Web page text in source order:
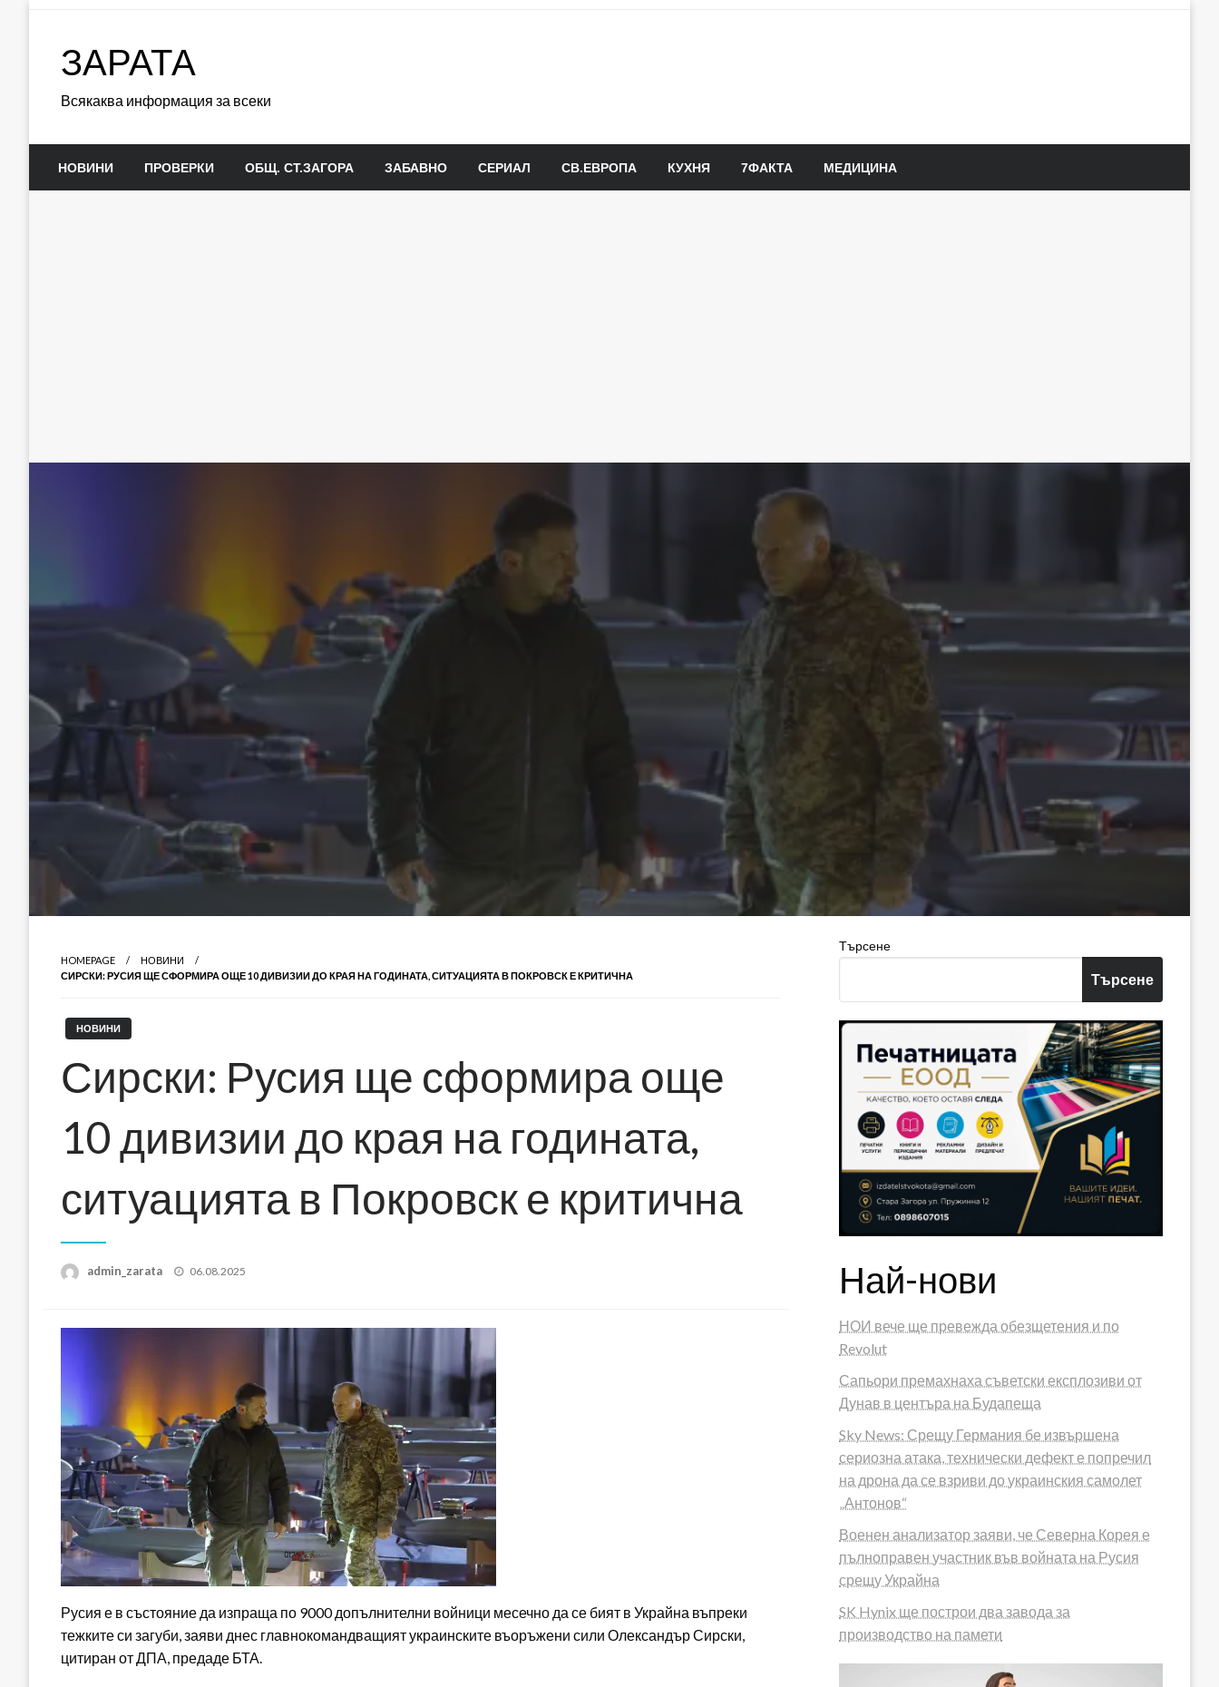
ЗАРАТА
Всякаква информация за всеки
НОВИНИ ПРОВЕРКИ ОБЩ. СТ.ЗАГОРА ЗАБАВНО СЕРИАЛ СВ.ЕВРОПА КУХНЯ 7ФАКТА МЕДИЦИНА
HOMEPAGE
НОВИНИ
СИРСКИ: РУСИЯ ЩЕ СФОРМИРА ОЩЕ 10 ДИВИЗИИ ДО КРАЯ НА ГОДИНАТА, СИТУАЦИЯТА В ПОКРОВСК Е КРИТИЧНА
НОВИНИ
Сирски: Русия ще сформира още
10 дивизии до края на годината,
ситуацията в Покровск е критична
admin_zarata
Posted
06.08.2025
Русия е в състояние да изпраща по 9000 допълнителни войници месечно да се бият в Украйна въпреки
тежките си загуби, заяви днес главнокомандващият украинските въоръжени сили Олександър Сирски,
цитиран от ДПА, предаде БТА.
Търсене
Търсене
Най-нови
НОИ вече ще превежда обезщетения и по
Revolut
Сапьори премахнаха съветски експлозиви от
Дунав в центъра на Будапеща
Sky News: Срещу Германия бе извършена
сериозна атака, технически дефект е попречил
на дрона да се взриви до украинския самолет
„Антонов“
Военен анализатор заяви, че Северна Корея е
пълноправен участник във войната на Русия
срещу Украйна
SK Hynix ще построи два завода за
производство на памети